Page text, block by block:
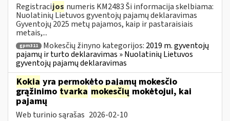
Registracijos numeris KM2483 Ši informacija skelbiama:
Nuolatinių Lietuvos gyventojų pajamų deklaravimas
Gyventojų 2025 metų pajamos, kaip ir pastaraisiais
metais,...
gpm311 Mokesčių žinyno kategorijos: 2019 m. gyventojų
pajamų ir turto deklaravimas » Nuolatinių Lietuvos
gyventojų pajamų deklaravimas
Kokia yra permokėto pajamų mokesčio
grąžinimo tvarka mokesčių mokėtojui, kai
pajamų
Web turinio sąrašas 2026-02-10